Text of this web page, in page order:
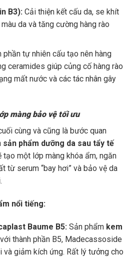
B3): Cải thiện kết cấu da, se khít
da và tăng cường hàng rào
phần tự nhiên cấu tạo nên hàng
ceramides giúp củng cố hàng rào
mất nước và các tác nhân gây
màng bảo vệ tối ưu
cùng và cũng là bước quan
sản phẩm dưỡng da sau tẩy tế
tạo một lớp màng khóa ẩm, ngăn
từ serum “bay hơi” và bảo vệ da
nổi tiếng:
Baume B5: Sản phẩm kem
với thành phần B5, Madecassoside
và giảm kích ứng. Rất lý tưởng cho